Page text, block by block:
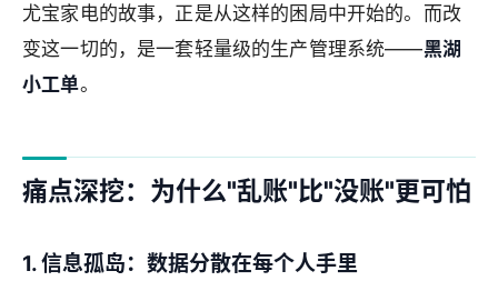
尤宝家电的故事，正是从这样的困局中开始的。而改
变这一切的，是一套轻量级的生产管理系统——黑湖
小工单。
痛点深挖：为什么"乱账"比"没账"更可怕
1. 信息孤岛：数据分散在每个人手里